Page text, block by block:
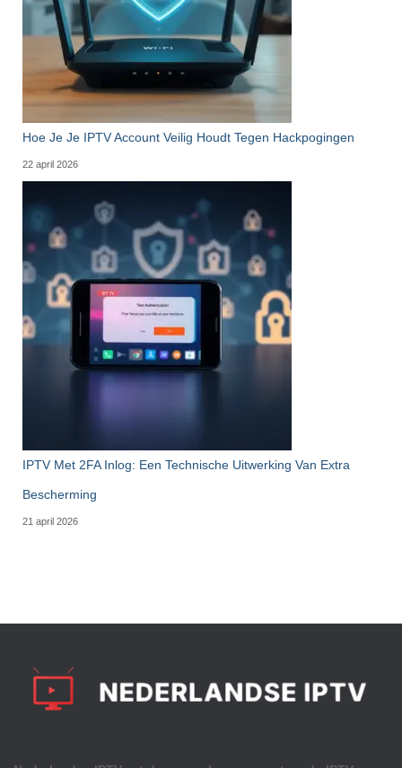
Hoe Je Je IPTV Account Veilig Houdt Tegen Hackpogingen
22 april 2026
IPTV Met 2FA Inlog: Een Technische Uitwerking Van Extra
Bescherming
21 april 2026